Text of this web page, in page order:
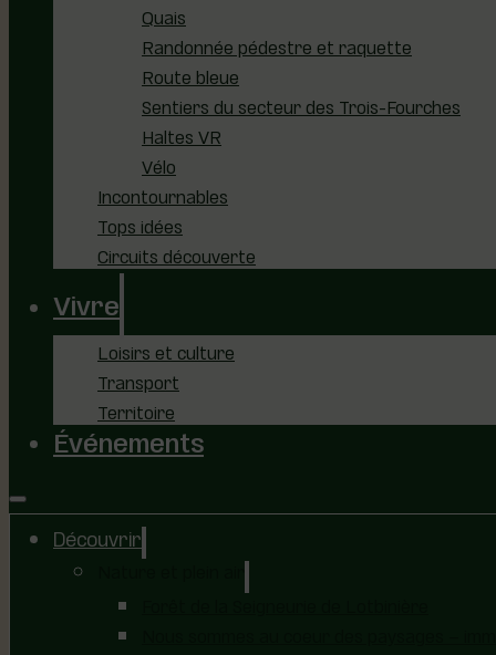
Quais
Randonnée pédestre et raquette
Route bleue
Sentiers du secteur des Trois-Fourches
Haltes VR
Vélo
Incontournables
Tops idées
Circuits découverte
Vivre
Loisirs et culture
Transport
Territoire
Événements
Découvrir